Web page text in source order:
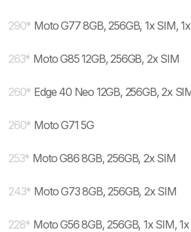
290* Moto G77 8GB, 256GB, 1x SIM,
263* Moto G85 12GB, 256GB, 2x SIM
260* Edge 40 Neo 12GB, 256GB, 2x
260* Moto G71 5G
253* Moto G86 8GB, 256GB, 2x SIM
243* Moto G73 8GB, 256GB, 2x SIM
228* Moto G56 8GB, 256GB, 1x SIM,